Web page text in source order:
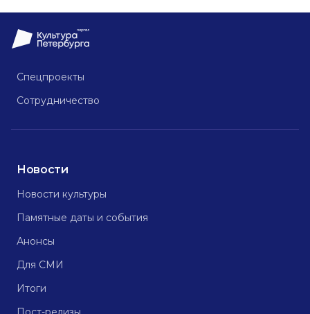
Спецпроекты
Сотрудничество
Новости
Новости культуры
Памятные даты и события
Анонсы
Для СМИ
Итоги